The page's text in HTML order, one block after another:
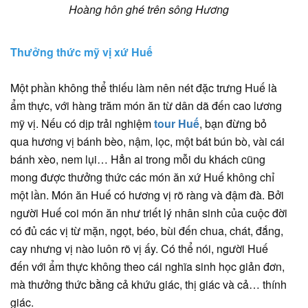
Hoàng hôn ghé trên sông Hương
Thưởng thức mỹ vị xứ Huế
Một phần không thể thiếu làm nên nét đặc trưng Huế là
ẩm thực, với hàng trăm món ăn từ dân dã đến cao lương
mỹ vị. Nếu có dịp trải nghiệmtour Huế, bạn đừng bỏ
qua hương vị bánh bèo, nậm, lọc, một bát bún bò, vài cái
bánh xèo, nem lụi… Hẳn ai trong mỗi du khách cũng
mong được thưởng thức các món ăn xứ Huế không chỉ
một lần. Món ăn Huế có hương vị rõ ràng và đậm đà. Bởi
người Huế coi món ăn như triết lý nhân sinh của cuộc đời
có đủ các vị từ mặn, ngọt, béo, bùi đến chua, chát, đắng,
cay nhưng vị nào luôn rõ vị ấy. Có thể nói, người Huế
đến với ẩm thực không theo cái nghĩa sinh học giản đơn,
mà thưởng thức bằng cả khứu giác, thị giác và cả… thính
giác.